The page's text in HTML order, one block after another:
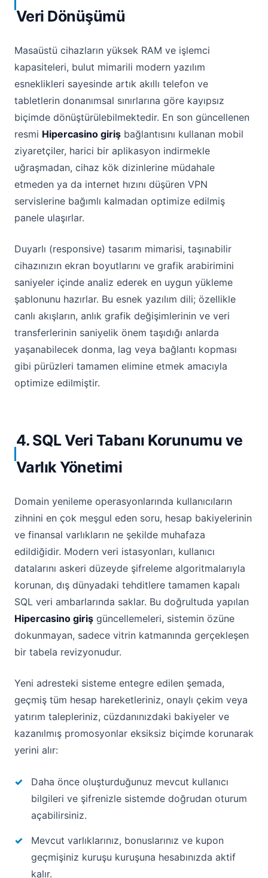
Veri Dönüşümü
Masaüstü cihazların yüksek RAM ve işlemci
kapasiteleri, bulut mimarili modern yazılım
esneklikleri sayesinde artık akıllı telefon ve
tabletlerin donanımsal sınırlarına göre kayıpsız
biçimde dönüştürülebilmektedir. En son güncellenen
resmi Hipercasino giriş bağlantısını kullanan mobil
ziyaretçiler, harici bir aplikasyon indirmekle
uğraşmadan, cihaz kök dizinlerine müdahale
etmeden ya da internet hızını düşüren VPN
servislerine bağımlı kalmadan optimize edilmiş
panele ulaşırlar.
Duyarlı (responsive) tasarım mimarisi, taşınabilir
cihazınızın ekran boyutlarını ve grafik arabirimini
saniyeler içinde analiz ederek en uygun yükleme
şablonunu hazırlar. Bu esnek yazılım dili; özellikle
canlı akışların, anlık grafik değişimlerinin ve veri
transferlerinin saniyelik önem taşıdığı anlarda
yaşanabilecek donma, lag veya bağlantı kopması
gibi pürüzleri tamamen elimine etmek amacıyla
optimize edilmiştir.
4. SQL Veri Tabanı Korunumu ve
Varlık Yönetimi
Domain yenileme operasyonlarında kullanıcıların
zihnini en çok meşgul eden soru, hesap bakiyelerinin
ve finansal varlıkların ne şekilde muhafaza
edildiğidir. Modern veri istasyonları, kullanıcı
datalarını askeri düzeyde şifreleme algoritmalarıyla
korunan, dış dünyadaki tehditlere tamamen kapalı
SQL veri ambarlarında saklar. Bu doğrultuda yapılan
Hipercasino giriş güncellemeleri, sistemin özüne
dokunmayan, sadece vitrin katmanında gerçekleşen
bir tabela revizyonudur.
Yeni adresteki sisteme entegre edilen şemada,
geçmiş tüm hesap hareketleriniz, onaylı çekim veya
yatırım talepleriniz, cüzdanınızdaki bakiyeler ve
kazanılmış promosyonlar eksiksiz biçimde korunarak
yerini alır:
Daha önce oluşturduğunuz mevcut kullanıcı
bilgileri ve şifrenizle sistemde doğrudan oturum
açabilirsiniz.
Mevcut varlıklarınız, bonuslarınız ve kupon
geçmişiniz kuruşu kuruşuna hesabınızda aktif
kalır.